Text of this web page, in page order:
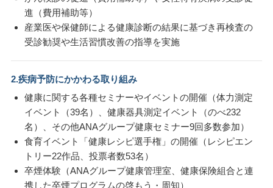
進（費用補助等）
産業医や保健師による健康診断の結果に基づき再検査の
受診勧奨や生活習慣改善の指導を実施
2.疾病予防にかかわる取り組み
健康に関する各種セミナーやイベントの開催（体力測定
イベント（39名）、健康器具測定イベント（のべ232
名）、その他ANAグループ健康セミナー9回多数参加）
食育イベント「健康レシピ選手権」の開催（レシピエン
トリー22作品、投票者数53名）
卒煙体験（ANAグループ健康管理室、健康保険組合と連
携した卒煙プログラムの啓もう・周知）